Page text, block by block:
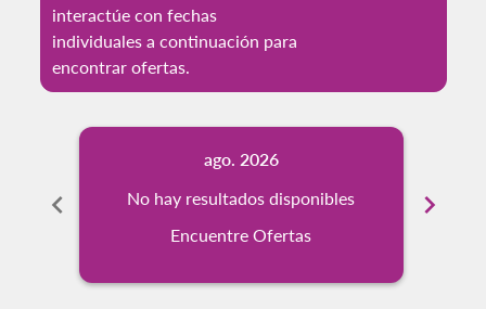
interactúe con fechas
individuales a continuación para
encontrar ofertas.
chevron_left
ago. 2026
No hay resultados disponibles
Encuentre Ofertas
chevron_right